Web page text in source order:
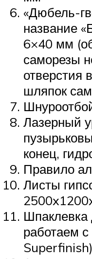
«Дюбель-
название
6×40 мм
саморезы
отверстия
шляпок
Лазерный
конец,
Правило
Листы
работаем
Superfinish)